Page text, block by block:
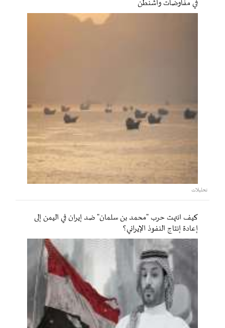
في مفاوضات واشنطن
تحليلات
كيف انتهت حرب "محمد بن سلمان" ضد إيران في اليمن إلى
إعادة إنتاج النفوذ الإيراني؟